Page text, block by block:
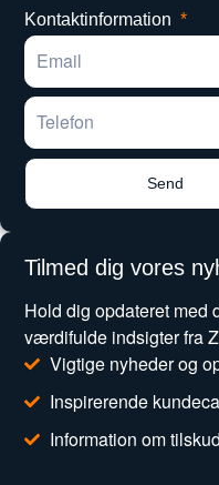
Kontaktinformation
Send
Tilmed dig vores
Hold dig opdateret med
værdifulde indsigter fra
Vigtige nyheder og
Inspirerende
Information om